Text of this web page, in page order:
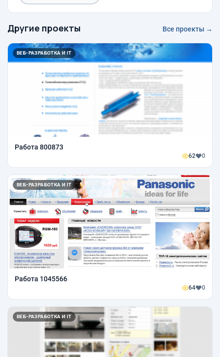
Другие проекты Все проекты →
ВЕБ-РАЗРАБОТКА И IT
Работа 800873
62 0
ВЕБ-РАЗРАБОТКА И IT
Работа 1045566
64 0
ВЕБ-РАЗРАБОТКА И IT